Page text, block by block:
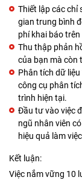
Thiết lập các chỉ
gian trung bình
phí khai báo
Thu thập phản
của bạn mà còn
Phân tích dữ
công cụ phân
trình hiện tại.
Đầu tư vào việc
ngũ nhân viên
hiệu quả làm
Kết luận:
Việc nắm vững 10